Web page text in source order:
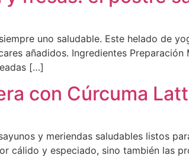
uno saludable. Este helado de
añadidos. Ingredientes
[…]
con Cúrcuma
y meriendas saludables listos
cálido y especiado, sino también las